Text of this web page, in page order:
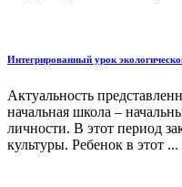
Интегрированный урок
Актуальность
начальная школа –
личности. В этот период
культуры. Ребенок в этот ...